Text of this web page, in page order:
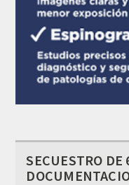
SECUESTRO DE